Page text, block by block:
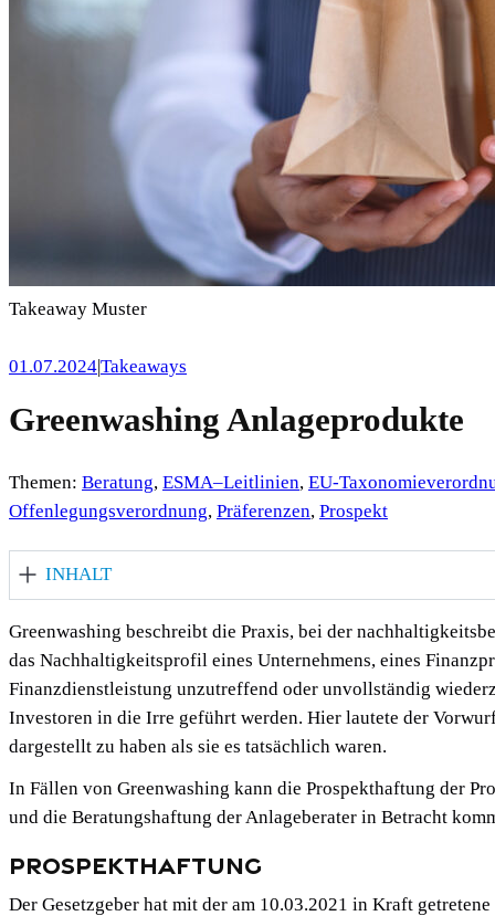
Takeaway Muster
01.07.2024|Takeaways
Greenwashing Anlageprodukte
Themen: Beratung, ESMA–Leitlinien, EU-
Offenlegungsverordnung, Präferenzen, Prospekt
INHALT
Greenwashing beschreibt die Praxis, bei der
das Nachhaltigkeitsprofil eines Unternehmens, eines
Finanzdienstleistung unzutreffend oder unvollständig
Investoren in die Irre geführt werden. Hier lautete der
dargestellt zu haben als sie es tatsächlich waren.
In Fällen von Greenwashing kann die Prospekthaftung der
und die Beratungshaftung der Anlageberater in Betracht
Prospekthaftung
Der Gesetzgeber hat mit der am 10.03.2021 in Kraft